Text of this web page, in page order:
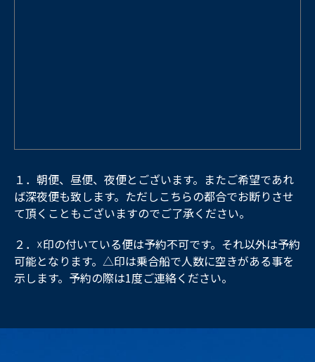
１．朝便、昼便、夜便とございます。またご希望であれ
ば深夜便も致します。ただしこちらの都合でお断りさせ
て頂くこともございますのでご了承ください。
２．☓印の付いている便は予約不可です。それ以外は予約
可能となります。△印は乗合船で人数に空きがある事を
示します。予約の際は1度ご連絡ください。